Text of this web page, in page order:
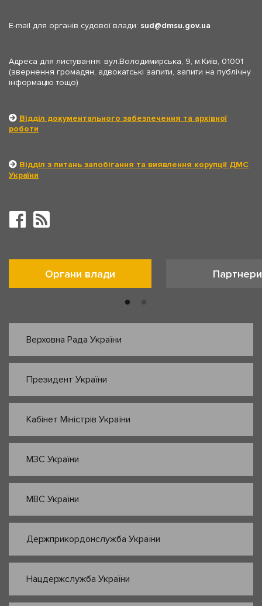
E-mail для органів судової влади: sud dmsu.gov.ua
Адреса для листування: вул.Володимирська, 9, м.Київ, 01001
(звернення громадян, адвокатські запити, запити на публічну
інформацію тощо)
Відділ документального забезпечення та архівної
роботи
Відділ з питань запобігання та виявлення корупції ДМС
України
Органи влади Партнери
Верховна Рада України
Президент України
Кабінет Міністрів України
МЗС України
МВС України
Держприкордонслужба України
Нацдержслужба України